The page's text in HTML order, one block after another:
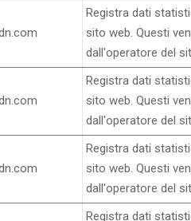
Registra dati
sito web. Questi
dall'operatore del
Registra dati
sito web. Questi
dall'operatore del
Registra dati
sito web. Questi
dall'operatore del
Registra dati